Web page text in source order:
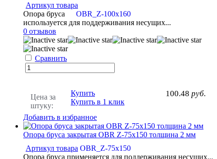
Артикул товара
OBR_Z-100х160
Опора бруса
используется для поддерживания несущих...
0 отзывов
Сравнить
Цена за
штуку:
100.48 руб.
Купить
Купить в 1 клик
Добавить в избранное
Опора бруса закрытая OBR Z-75х150 толщина 2 мм
Артикул товара OBR_Z-75х150
Опора бруса применяется для поддерживания несущих...